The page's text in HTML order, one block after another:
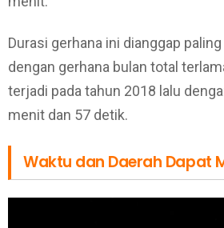
Durasi gerhana ini dianggap
dengan gerhana bulan total
terjadi pada tahun 2018 lalu
menit dan 57 detik.
Waktu dan Daerah Dapat